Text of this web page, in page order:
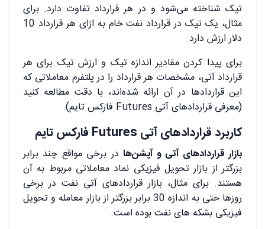
تیک شناخته می‌شود و در هر قرارداد تفاوت دارد. برای
مثال،‌ یک تیک در قرارداد نفت خام به ازای هر قرارداد 10
دلار ارزش دارد.
برای پیدا کردن مقادیر اندازه تیک و ارزش تیک برای هر
قرارداد آتی، مشخصات هر قرارداد را در پلتفرم معاملاتی که
این قراردادها در آن ارائه شده‌اند،‌ با دقت مطالعه کنید
(معرفی قراردادهای آتی Futures فارکس تایم).
کاربرد قراردادهای آتی Futures فارکس تایم
بازار قراردادهای آتی و آپشن‌هادر برخی مواقع چند برابر
بزرگتر از بازار تحویل فیزیکی نماد معاملاتی مربوط به آن
هستند. برای مثال، بازار قراردادهای آتی نفت در برخی
روزها حتی به اندازه‌ 30 برابر بزرگتر از بازار معامله و تحویل
فیزیکی بشکه‌ های نفت بوده است.